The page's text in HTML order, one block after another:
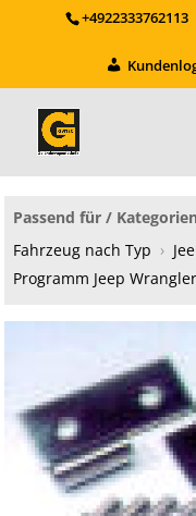
+4922333762113
Passend für /
Fahrzeug nach Typ ›
Programm Jeep Wrangler